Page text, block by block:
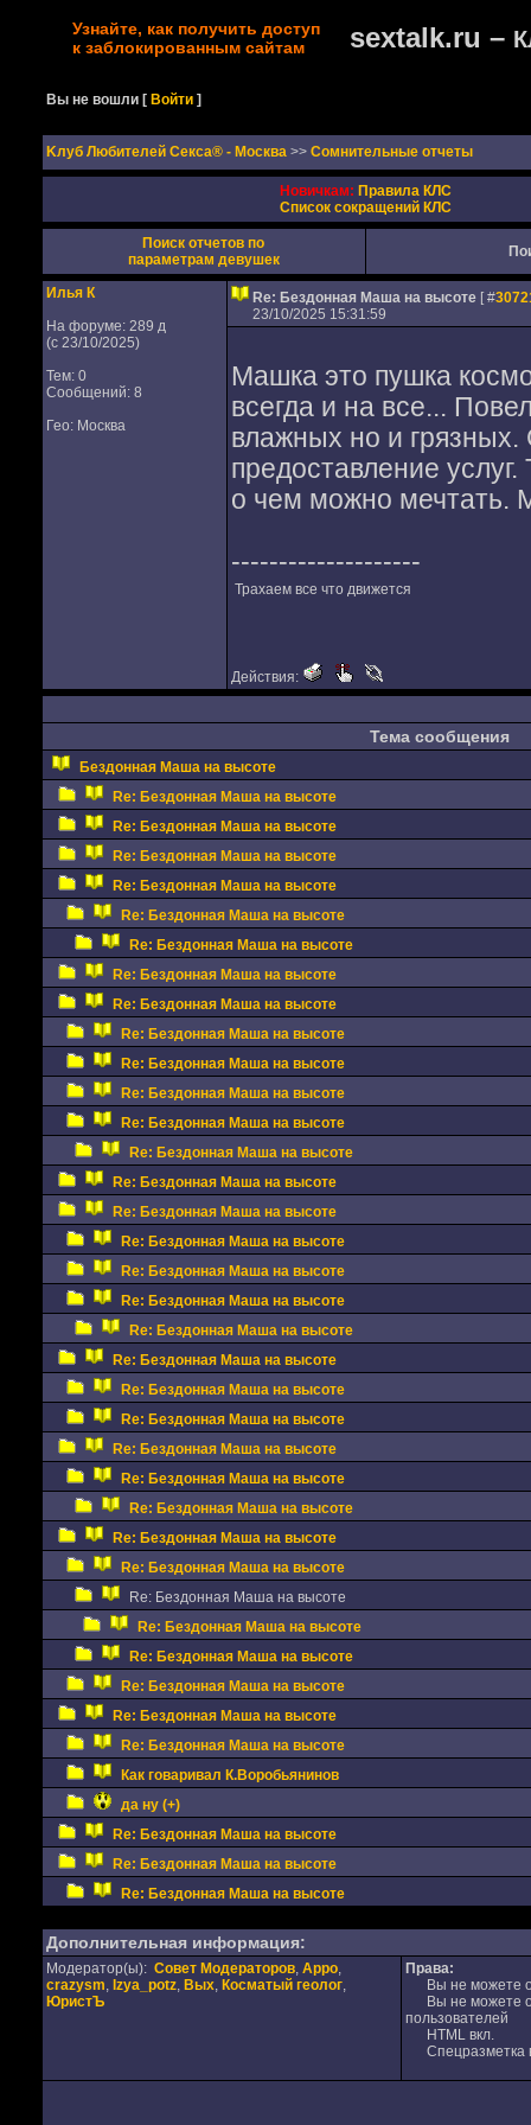
Узнайте, как получить доступ
к заблокированным сайтам
sextalk.ru –
Вы не вошли [Войти ]
Kлуб Любителей Секса® - Москва >> Сомнительные отчеты
Новичкам: Правила КЛС
Список сокращений КЛС
Поиск отчетов по
параметрам девушек
Илья К
На форуме: 289 д
(с 23/10/2025)
Тем: 0
Сообщений: 8
Гео: Москва
Re: Бездонная Маша на высоте [ #
23/10/2025 15:31:59
Машка это пушка
всегда и на все...
влажных но и
предоставление
о чем можно мечтать.
--------------------
Трахаем все что движется
Действия:
Тема сообщения
Бездонная Маша на высоте
Re: Бездонная Маша на высоте
Re: Бездонная Маша на высоте
Re: Бездонная Маша на высоте
Re: Бездонная Маша на высоте
Re: Бездонная Маша на высоте
Re: Бездонная Маша на высоте
Re: Бездонная Маша на высоте
Re: Бездонная Маша на высоте
Re: Бездонная Маша на высоте
Re: Бездонная Маша на высоте
Re: Бездонная Маша на высоте
Re: Бездонная Маша на высоте
Re: Бездонная Маша на высоте
Re: Бездонная Маша на высоте
Re: Бездонная Маша на высоте
Re: Бездонная Маша на высоте
Re: Бездонная Маша на высоте
Re: Бездонная Маша на высоте
Re: Бездонная Маша на высоте
Re: Бездонная Маша на высоте
Re: Бездонная Маша на высоте
Re: Бездонная Маша на высоте
Re: Бездонная Маша на высоте
Re: Бездонная Маша на высоте
Re: Бездонная Маша на высоте
Re: Бездонная Маша на высоте
Re: Бездонная Маша на высоте
Re: Бездонная Маша на высоте
Re: Бездонная Маша на высоте
Re: Бездонная Маша на высоте
Re: Бездонная Маша на высоте
Re: Бездонная Маша на высоте
Re: Бездонная Маша на высоте
Как говаривал К.Воробьянинов
да ну (+)
Re: Бездонная Маша на высоте
Re: Бездонная Маша на высоте
Re: Бездонная Маша на высоте
Дополнительная информация:
Модератор(ы): Совет Модераторов, Appo,
crazysm, Izya_potz, Вых, Косматый геолог,
ЮристЪ
Права:
Вы не можете
Вы не можете
пользователей
HTML вкл.
Спецразметка